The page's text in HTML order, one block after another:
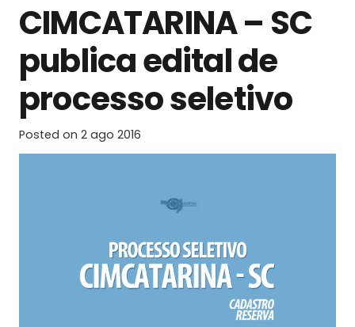
CIMCATARINA – SC
publica edital de
processo seletivo
Posted on 2 ago 2016